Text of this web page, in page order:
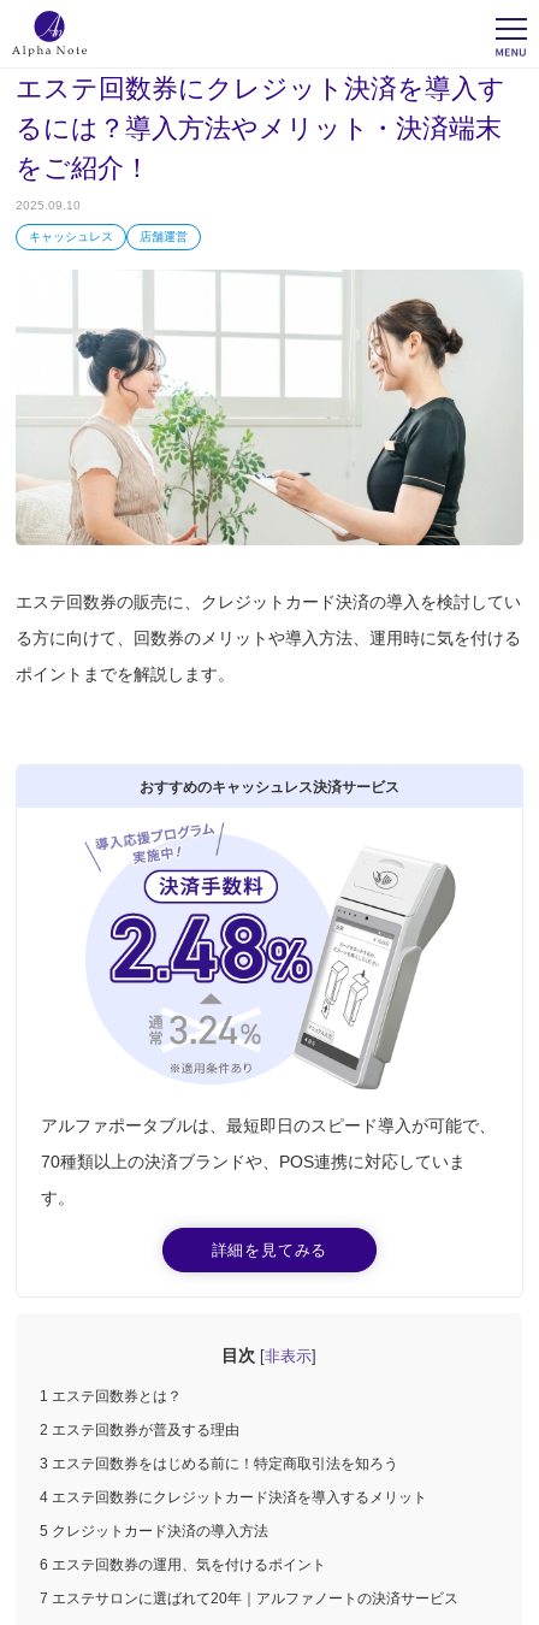
エステ回数券にクレジット決済を導入す
るには？導入方法やメリット・決済端末
をご紹介！
2025.09.10
キャッシュレス 店舗運営
エステ回数券の販売に、クレジットカード決済の導入を検討してい
る方に向けて、回数券のメリットや導入方法、運用時に気を付ける
ポイントまでを解説します。
おすすめのキャッシュレス決済サービス
アルファポータブルは、最短即日のスピード導入が可能で、
70種類以上の決済ブランドや、POS連携に対応していま
す。
詳細を見てみる
目次 [非表示]
1 エステ回数券とは？
2 エステ回数券が普及する理由
3 エステ回数券をはじめる前に！特定商取引法を知ろう
4 エステ回数券にクレジットカード決済を導入するメリット
5 クレジットカード決済の導入方法
6 エステ回数券の運用、気を付けるポイント
7 エステサロンに選ばれて20年｜アルファノートの決済サービス